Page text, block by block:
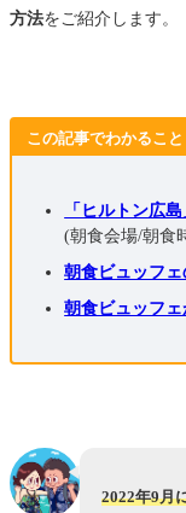
方法をご紹介します。
この記事でわかること
「ヒルトン広
(朝食会場/朝食
朝食ビュッフ
朝食ビュッフ
2022年9月